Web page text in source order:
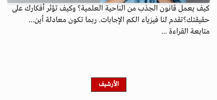
كيف يعمل قانون الجذب من الناحية العلمية؟ وكيف تؤثر أفكارك على
حقيقتك؟تقدم لنا فيزياء الكم الإجابات. ربما تكون معادلة أين...
متابعة القراءة ...
الأرشيف